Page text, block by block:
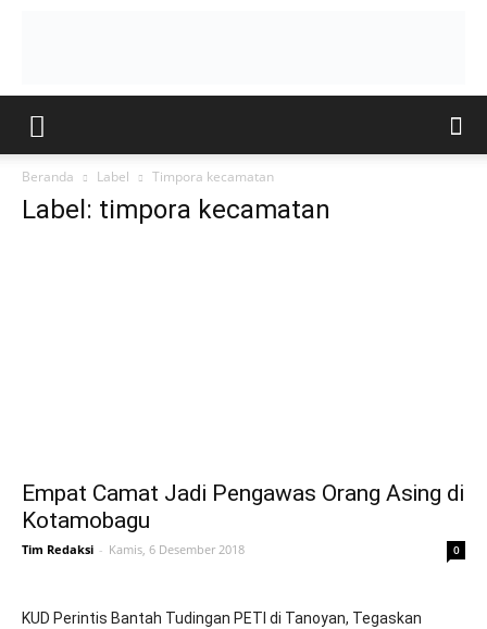
Beranda Label Timpora kecamatan
Label: timpora kecamatan
Empat Camat Jadi Pengawas Orang Asing di
Kotamobagu
Tim Redaksi - Kamis, 6 Desember 2018 0
KUD Perintis Bantah Tudingan PETI di Tanoyan, Tegaskan